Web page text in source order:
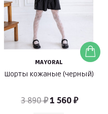
MAYORAL
Шорты кожаные (черный)
3 890 ₽1 560 ₽